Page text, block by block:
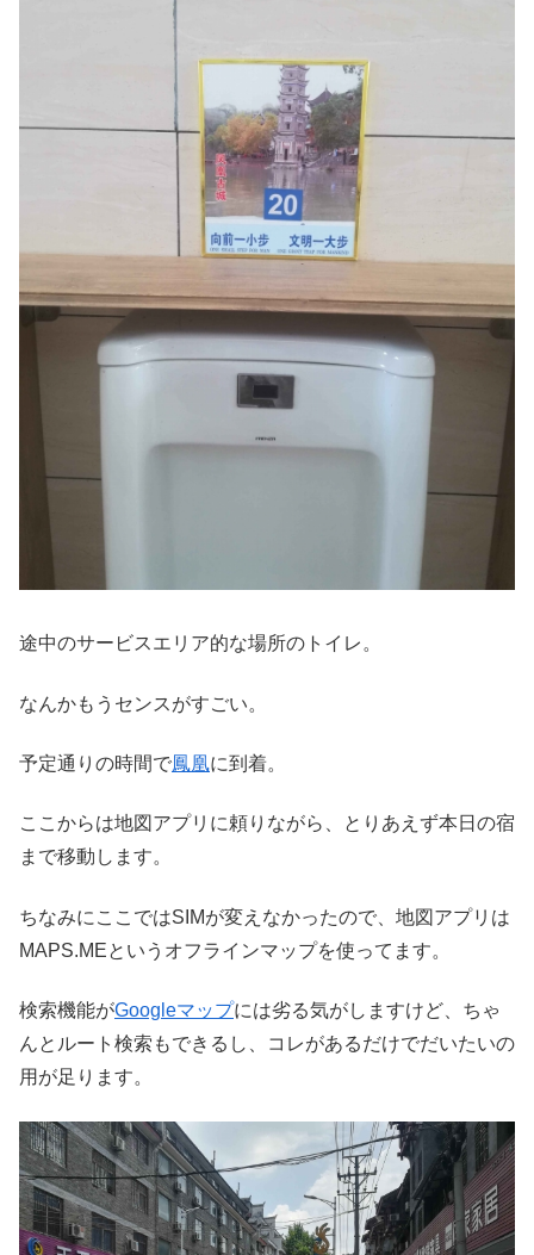
途中のサービスエリア的な場所のトイレ。
なんかもうセンスがすごい。
予定通りの時間で鳳凰に到着。
ここからは地図アプリに頼りながら、とりあえず本日の宿
まで移動します。
ちなみにここではSIMが変えなかったので、地図アプリは
MAPS.MEというオフラインマップを使ってます。
検索機能がGoogleマップには劣る気がしますけど、ちゃ
んとルート検索もできるし、コレがあるだけでだいたいの
用が足ります。